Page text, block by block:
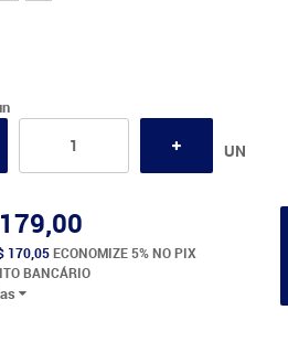
UN
170,05ECONOMIZE 5% NO PIX
BANCÁRIO